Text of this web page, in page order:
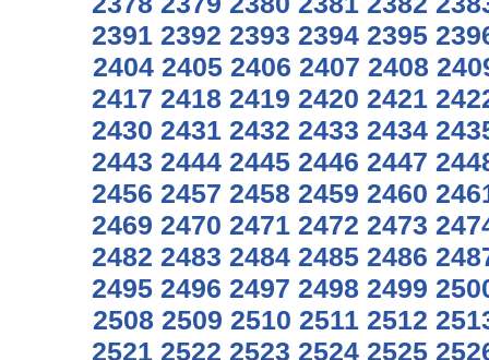
2391 2392 2393 2394 2395
2404 2405 2406 2407 2408
2417 2418 2419 2420 2421
2430 2431 2432 2433 2434
2443 2444 2445 2446 2447
2456 2457 2458 2459 2460
2469 2470 2471 2472 2473
2482 2483 2484 2485 2486
2495 2496 2497 2498 2499
2508 2509 2510 2511 2512
2521 2522 2523 2524 2525